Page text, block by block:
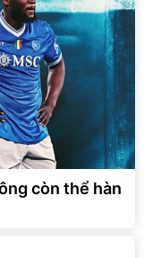
còn thể hàn